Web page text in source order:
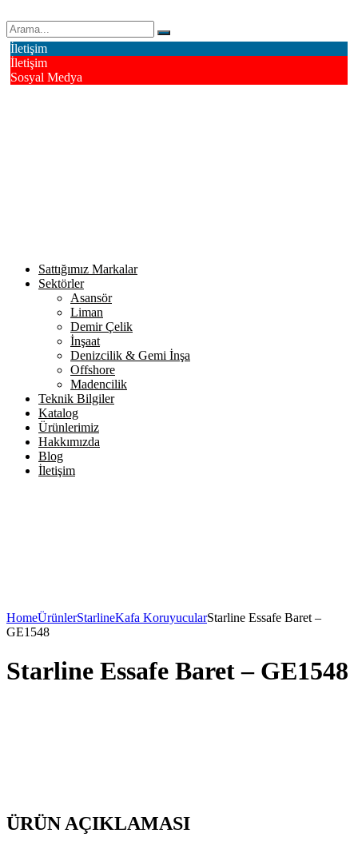
İletişim
İletişim
Sosyal Medya
Sattığımız Markalar
Sektörler
Asansör
Liman
Demir Çelik
İnşaat
Denizcilik & Gemi İnşa
Offshore
Madencilik
Teknik Bilgiler
Katalog
Ürünlerimiz
Hakkımızda
Blog
İletişim
HomeÜrünlerStarlineKafa KoruyucularStarline Essafe Baret –
GE1548
Starline Essafe Baret – GE1548
ÜRÜN AÇIKLAMASI